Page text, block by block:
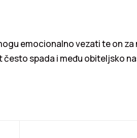
emocionalno vezati te on
spada i među obiteljsko